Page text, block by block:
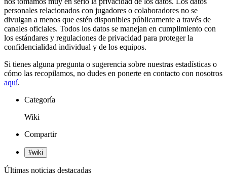
personales relacionados con jugadores o colaboradores no se
divulgan a menos que estén disponibles públicamente a través de
canales oficiales. Todos los datos se manejan en cumplimiento con
los estándares y regulaciones de privacidad para proteger la
confidencialidad individual y de los equipos.
Si tienes alguna pregunta o sugerencia sobre nuestras estadísticas o
cómo las recopilamos, no dudes en ponerte en contacto con nosotros
aquí.
Categoría
Wiki
Compartir
#wiki
Últimas noticias destacadas